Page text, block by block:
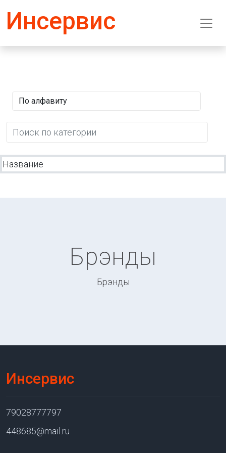
Инсервис
Название
Брэнды
Брэнды
Инсервис
79028777797
448685@mail.ru